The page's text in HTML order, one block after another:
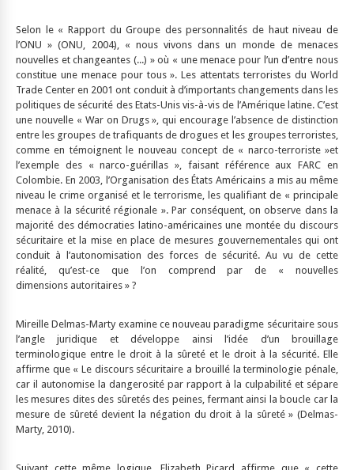
Selon le « Rapport du Groupe des personnalités de haut niveau de
l’ONU » (ONU, 2004), « nous vivons dans un monde de menaces
nouvelles et changeantes (...) » où « une menace pour l’un d’entre nous
constitue une menace pour tous ». Les attentats terroristes du World
Trade Center en 2001 ont conduit à d’importants changements dans les
politiques de sécurité des Etats-Unis vis-à-vis de l’Amérique latine. C’est
une nouvelle « War on Drugs », qui encourage l’absence de distinction
entre les groupes de trafiquants de drogues et les groupes terroristes,
comme en témoignent le nouveau concept de « narco-terroriste »et
l’exemple des « narco-guérillas », faisant référence aux FARC en
Colombie. En 2003, l’Organisation des États Américains a mis au même
niveau le crime organisé et le terrorisme, les qualifiant de « principale
menace à la sécurité régionale ». Par conséquent, on observe dans la
majorité des démocraties latino-américaines une montée du discours
sécuritaire et la mise en place de mesures gouvernementales qui ont
conduit à l’autonomisation des forces de sécurité. Au vu de cette
réalité, qu’est-ce que l’on comprend par de « nouvelles
dimensions autoritaires » ?
Mireille Delmas-Marty examine ce nouveau paradigme sécuritaire sous
l’angle juridique et développe ainsi l’idée d’un brouillage
terminologique entre le droit à la sûreté et le droit à la sécurité. Elle
affirme que « Le discours sécuritaire a brouillé la terminologie pénale,
car il autonomise la dangerosité par rapport à la culpabilité et sépare
les mesures dites des sûretés des peines, fermant ainsi la boucle car la
mesure de sûreté devient la négation du droit à la sûreté » (Delmas-
Marty, 2010).